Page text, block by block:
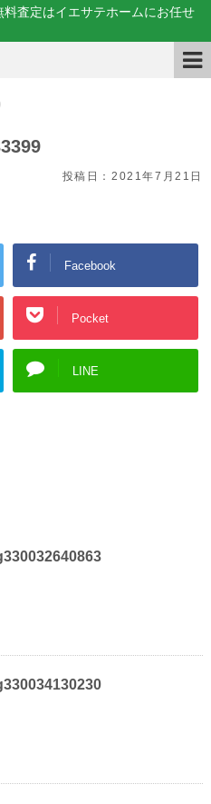
査定はイエサテホームにお任せ
投稿日：2021年7月21日
Facebook
Pocket
LINE